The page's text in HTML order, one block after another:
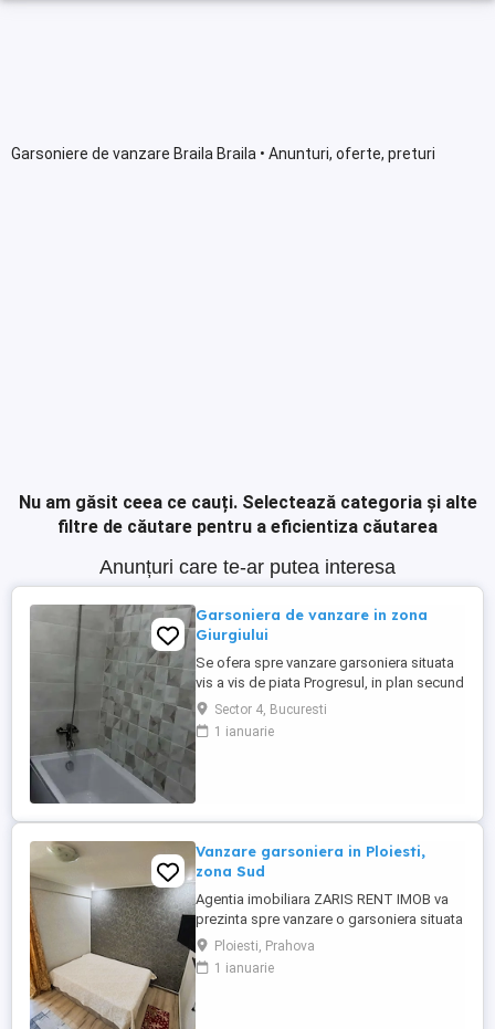
Garsoniere de vanzare Braila Braila • Anunturi, oferte, preturi
Nu am găsit ceea ce cauți. Selectează categoria și alte
filtre de căutare pentru a eficientiza căutarea
Anunțuri care te-ar putea interesa
Garsoniera de vanzare in zona
Giurgiului
Se ofera spre vanzare garsoniera situata
vis a vis de piata Progresul, in plan secund
fata de soseaua Giurgiului, ferit de
trafic.Acces imediat catre statii STB (
pana la metrou Eroii Revolutiei sunt 2 statii
Sector 4, Bucuresti
1 ianuarie
Vanzare garsoniera in Ploiesti,
zona Sud
Agentia imobiliara ZARIS RENT IMOB va
prezinta spre vanzare o garsoniera situata
in Ploiesti, zona Sud, la etajul 3 al unui
bloc de locuinte dat in folosinta in anul
1979, regim de inaltime P+4E, avand Su 22
Ploiesti, Prahova
1 ianuarie